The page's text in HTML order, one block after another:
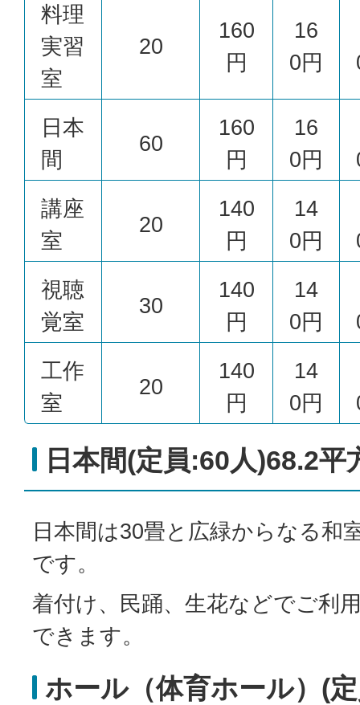
料理
実習
室
20
160
円
16
0円
日本
間
60
160
円
16
0円
講座
室
20
140
円
14
0円
視聴
覚室
30
140
円
14
0円
工作
室
20
140
円
14
0円
日本間(定員:60人)68.2平
日本間は30畳と広緑からなる和
です。
着付け、民踊、生花などでご利
できます。
ホール（体育ホール）(